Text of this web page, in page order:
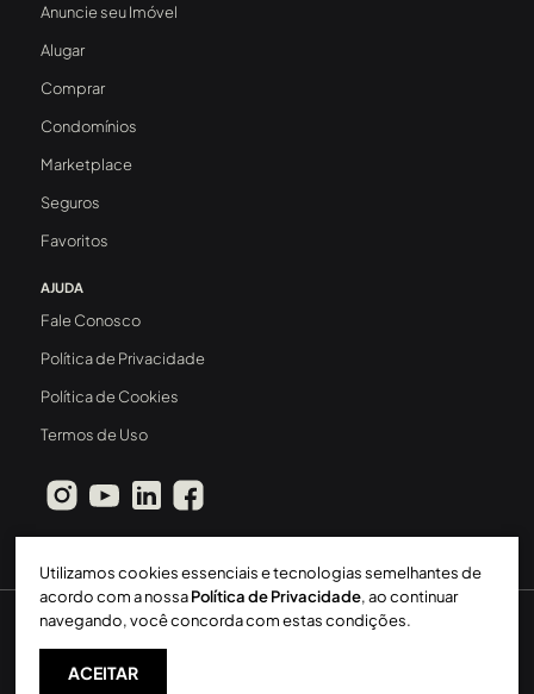
Anuncie seu Imóvel
Alugar
Comprar
Condomínios
Marketplace
Seguros
Favoritos
AJUDA
Fale Conosco
Política de Privacidade
Política de Cookies
Termos de Uso
Sperinde Gestão Imobiliária LTDA - CRECI: 411J - 2026 ©
Todos os direitos reservados
Utilizamos cookies essenciais e tecnologias semelhantes de
acordo com a nossaPolítica de Privacidade, ao continuar
navegando, você concorda com estas condições.
ACEITAR